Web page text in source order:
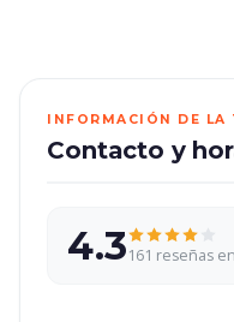
INFORMACIÓN DE LA
Contacto y
4.3161 reseñas